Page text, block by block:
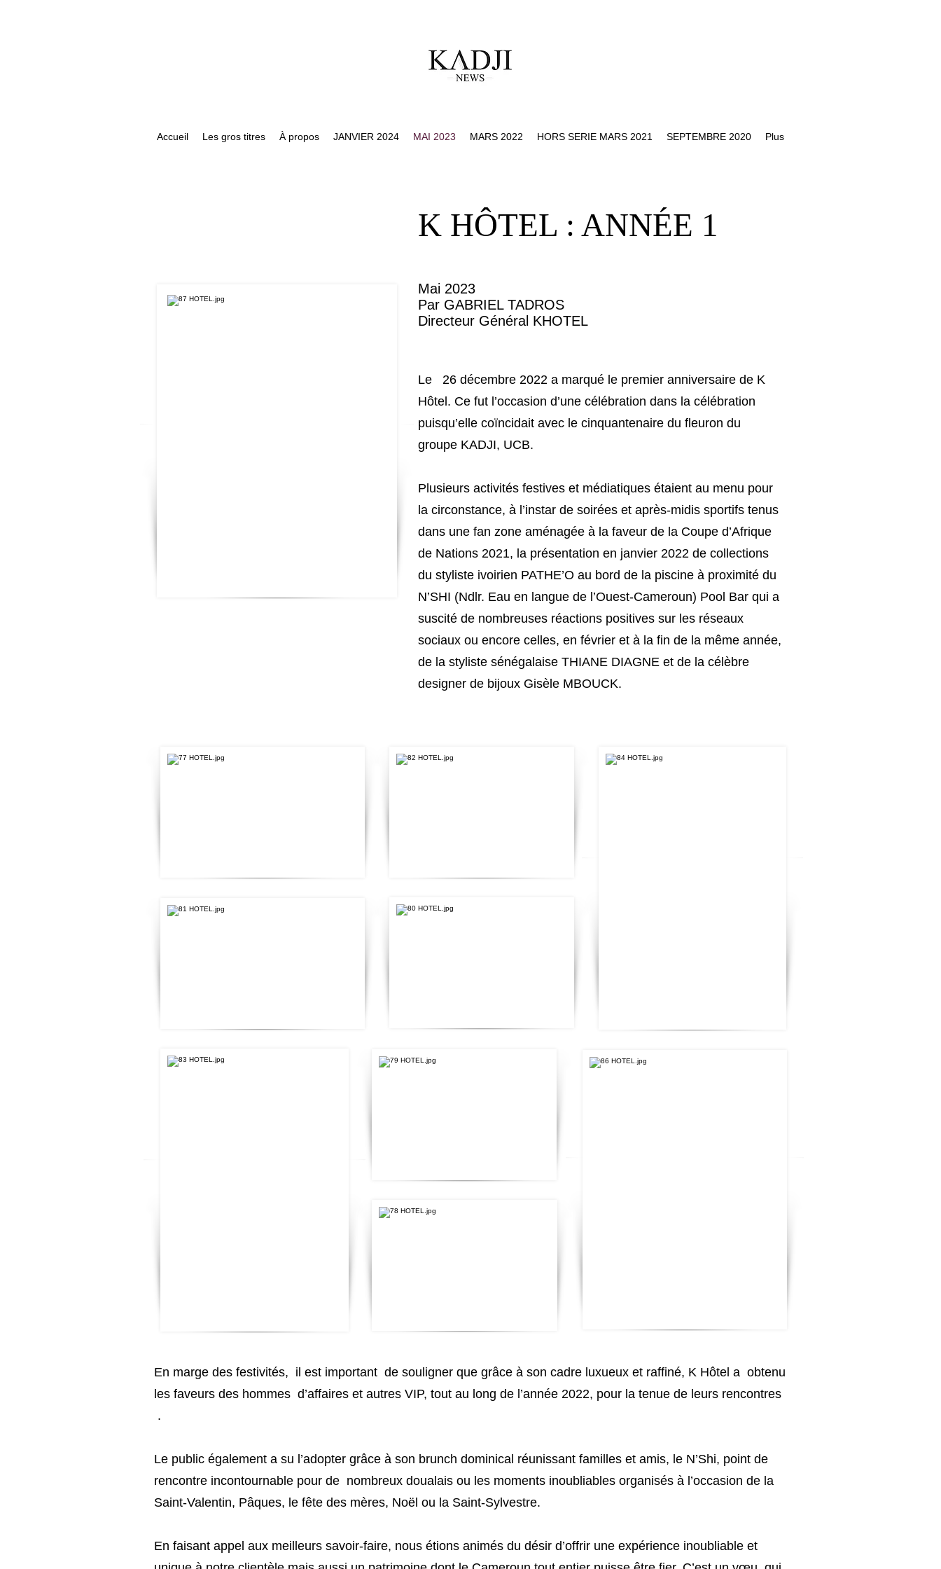
Accueil Les gros titres À propos JANVIER 2024 MAI 2023 MARS 2022 HORS SERIE MARS 2021 SEPTEMBRE 2020 Plus
K HÔTEL : ANNÉE 1
Mai 2023
Par GABRIEL TADROS
Directeur Général KHOTEL
Le 26 décembre 2022 a marqué le premier anniversaire de K
Hôtel. Ce fut l’occasion d’une célébration dans la célébration
puisqu’elle coïncidait avec le cinquantenaire du fleuron du
groupe KADJI, UCB.
Plusieurs activités festives et médiatiques étaient au menu pour
la circonstance, à l’instar de soirées et après-midis sportifs tenus
dans une fan zone aménagée à la faveur de la Coupe d’Afrique
de Nations 2021, la présentation en janvier 2022 de collections
du styliste ivoirien PATHE’O au bord de la piscine à proximité du
N’SHI (Ndlr. Eau en langue de l’Ouest-Cameroun) Pool Bar qui a
suscité de nombreuses réactions positives sur les réseaux
sociaux ou encore celles, en février et à la fin de la même année,
de la styliste sénégalaise THIANE DIAGNE et de la célèbre
designer de bijoux Gisèle MBOUCK.
En marge des festivités, il est important de souligner que grâce à son cadre luxueux et raffiné, K Hôtel a obtenu
les faveurs des hommes d’affaires et autres VIP, tout au long de l’année 2022, pour la tenue de leurs rencontres
.
Le public également a su l’adopter grâce à son brunch dominical réunissant familles et amis, le N’Shi, point de
rencontre incontournable pour de nombreux doualais ou les moments inoubliables organisés à l’occasion de la
Saint-Valentin, Pâques, le fête des mères, Noël ou la Saint-Sylvestre.
En faisant appel aux meilleurs savoir-faire, nous étions animés du désir d’offrir une expérience inoubliable et